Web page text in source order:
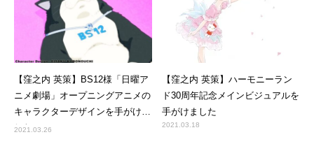
【窪之内 英策】BS12様「日曜ア
ニメ劇場」オープニングアニメの
キャラクターデザインを手がけま
した
2021.03.26
【窪之内 英策】ハーモニーラン
ド30周年記念メインビジュアルを
手がけました
2021.03.18